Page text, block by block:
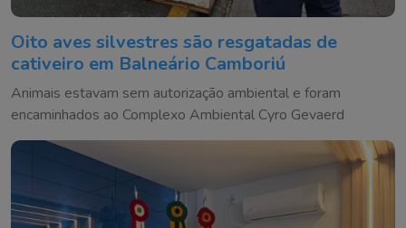
Oito aves silvestres são resgatadas de
cativeiro em Balneário Camboriú
Animais estavam sem autorização ambiental e foram
encaminhados ao Complexo Ambiental Cyro Gevaerd